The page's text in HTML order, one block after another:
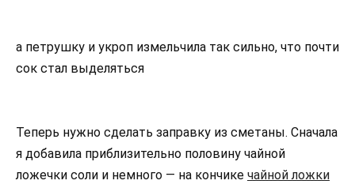
а петрушку и укроп измельчила так сильно, что почти
сок стал выделяться
Теперь нужно сделать заправку из сметаны. Сначала
я добавила приблизительно половину чайной
ложечки соли и немного — на кончике чайной ложки